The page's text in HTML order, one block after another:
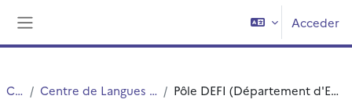
Acceder
Cursos Centre de Langues de l'Université de Lille (CLIL) Pôle DEFI (Département d'Enseignement du Français à l'International)